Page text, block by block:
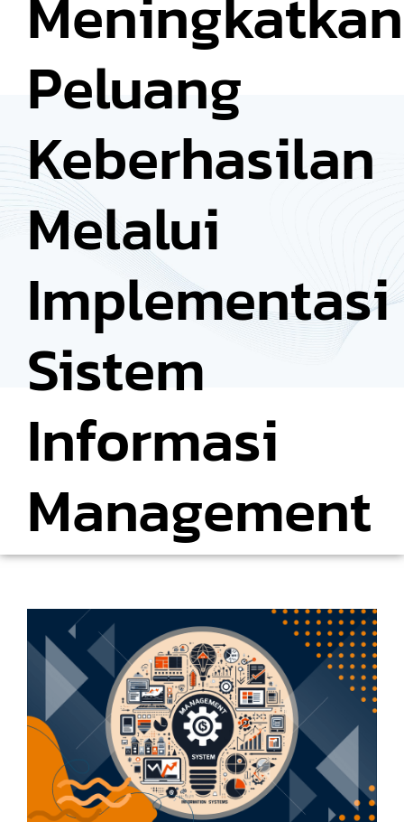
Peluang
Keberhasilan
Melalui
Implementasi
Sistem
Informasi
Management